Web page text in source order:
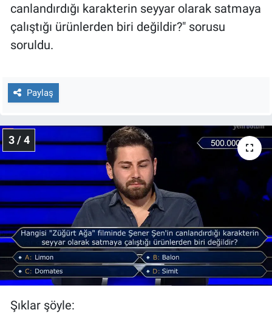
canlandırdığı karakterin seyyar olarak satmaya
çalıştığı ürünlerden biri değildir?" sorusu
soruldu.
Paylaş
3 / 4
Şıklar şöyle:
Türkiye'nin Gündemi
Yerel Gündem
Canlı Yayın